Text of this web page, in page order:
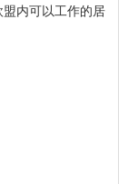
内可以工作的居